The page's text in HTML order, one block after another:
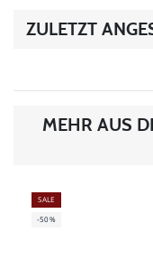
ZULETZT
MEHR AUS
SALE
-50%